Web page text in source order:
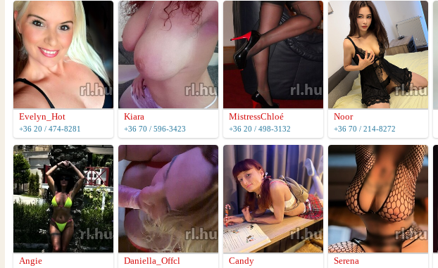
Evelyn_Hot
+36 20 / 474-8281
Kiara
+36 70 / 596-3423
MistressChloé
+36 20 / 498-3132
Noor
+36 70 / 214-8272
Angie Daniella_Offcl Candy Serena